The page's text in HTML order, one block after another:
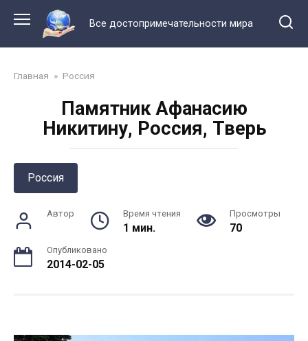
контенту
Все достопримечательности мира
Главная » Россия
Памятник Афанасию
Никитину, Россия, Тверь
Россия
Автор Время чтения
1 мин.
Просмотры
70
Опубликовано
2014-02-05